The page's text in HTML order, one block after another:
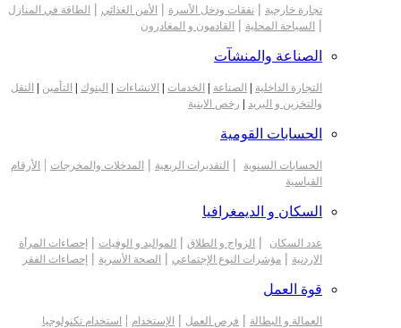
تجارة خارجية | نفقات ودخل الأسرة | الأمن الغذائي | الطاقة في المنازل
| السياحة المحلية | القادمون و المغادرون
الصناعة والمنشآت
التجارة الداخلية الصناعة الخدمات الانشاءات البنوك التأمين
النقل
والتخزين و البريد
رخص الابنية
الحسابات القومية
الحسابات السنوية | التقديرات الربعية | المدخلات والمخرجات |
الأرقام
القياسية
السكان و الديمغرافيا
عدد السكان | الزواج و الطلاق | المواليد و الوفيات | إحصاءات المرأة
الاردنية | مؤشرات النوع الإجتماعي | الصحة الأسرية | إحصاءات الفقر
قوة العمل
العمالة و البطالة | فرص العمل | الإستخدام |
استخدام تكنولوجيا